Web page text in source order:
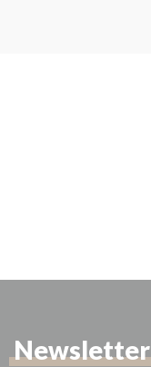
Newsletter